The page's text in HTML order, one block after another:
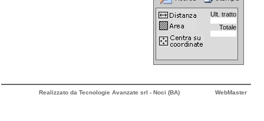
Ult. tratto
Totale
WebMaster
Realizzato da Tecnologie Avanzate srl - Noci (BA)